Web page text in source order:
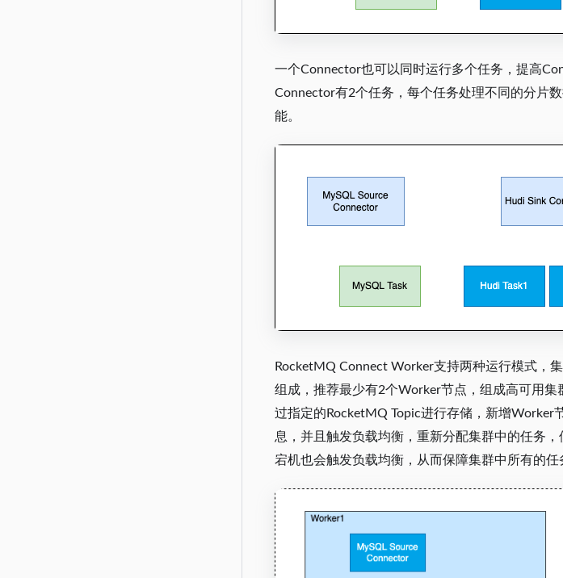
一个Connector也可以同时运行多个任务，提高
Connector有2个任务，每个任务处理不同的分片
能。
RocketMQ Connect Worker支持两种运行模式，
组成，推荐最少有2个Worker节点，组成高可用
过指定的RocketMQ Topic进行存储，新增
息，并且触发负载均衡，重新分配集群中的任务
宕机也会触发负载均衡，从而保障集群中所有的